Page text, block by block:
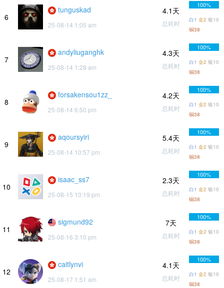
6
tunguskad
25-08-14 1:05 am
4.1天
总耗时
100%
白1 金2 银10
铜38
7
andyliuganghk
25-08-14 1:28 am
4.3天
总耗时
100%
白1 金2 银10
铜38
8
forsakensou1zz_
25-08-14 6:50 pm
4.2天
总耗时
100%
白1 金2 银10
铜38
9
aqoursyiri
25-08-14 10:57 pm
5.4天
总耗时
100%
白1 金2 银10
铜38
10
isaac_ss7
25-08-15 10:19 pm
2.3天
总耗时
100%
白1 金2 银10
铜38
11
sigmund92
25-08-16 3:10 pm
7天
总耗时
100%
白1 金2 银10
铜38
12
caitlynvi
25-08-17 1:51 am
4.1天
总耗时
100%
白1 金2 银10
铜38